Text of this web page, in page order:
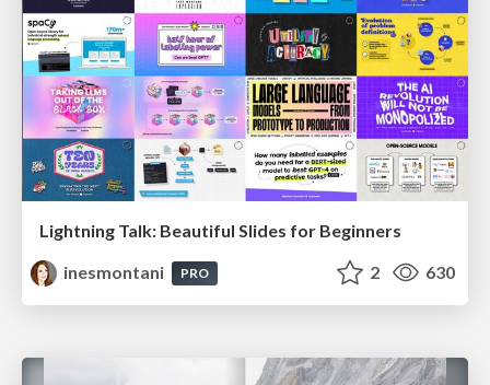
Lightning Talk: Beautiful Slides for Beginners
inesmontani
PRO 2 630